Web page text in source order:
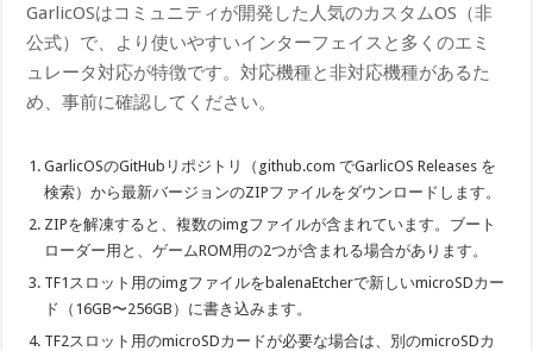
GarlicOSはコミュニティが開発した人気のカスタムOS（非
公式）で、より使いやすいインターフェイスと多くのエミ
ュレータ対応が特徴です。対応機種と非対応機種があるた
め、事前に確認してください。
GarlicOSのGitHubリポジトリ（github.com でGarlicOS Releases を
検索）から最新バージョンのZIPファイルをダウンロードします。
ZIPを解凍すると、複数のimgファイルが含まれています。ブート
ローダー用と、ゲームROM用の2つが含まれる場合があります。
TF1スロット用のimgファイルをbalenaEtcherで新しいmicroSDカー
ド（16GB〜256GB）に書き込みます。
TF2スロット用のmicroSDカードが必要な場合は、別のmicroSDカ